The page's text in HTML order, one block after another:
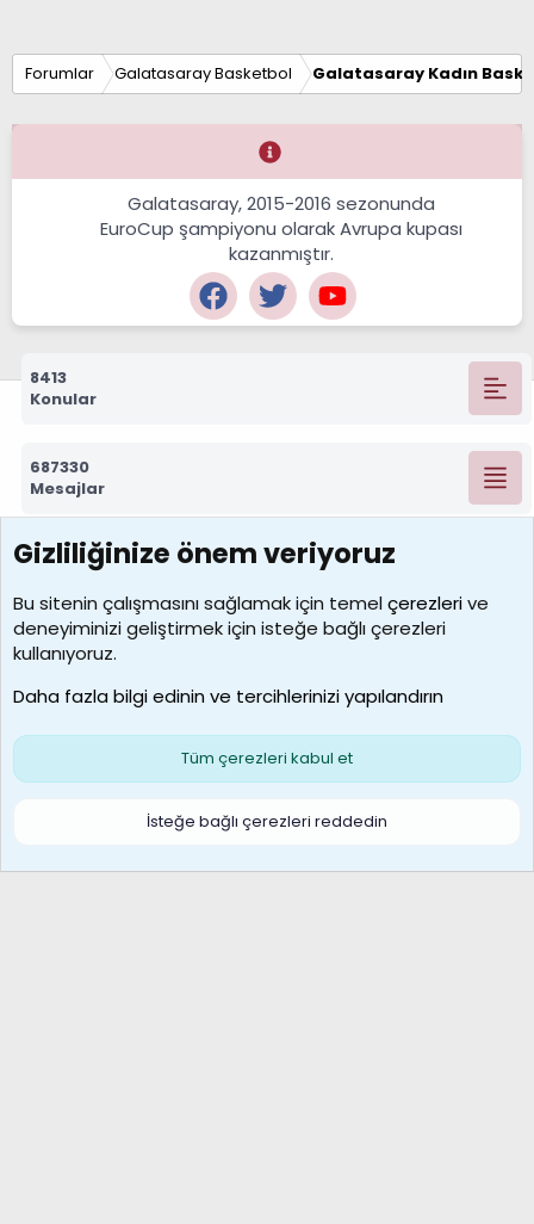
Forumlar Galatasaray Basketbol Galatasaray Kadın
Galatasaray, 2015-2016 sezonunda
EuroCup şampiyonu olarak Avrupa kupası
kazanmıştır.
8413
Konular
687330
Mesajlar
7390
Kullanıcılar
MosesBrownHayranı
Son üye
Çerezler
S
Gizliliğinize önem veriyoruz
Bu sitenin çalışmasını sağlamak için temelçerezlerive
deneyiminizi geliştirmek için isteğe bağlı çerezleri
kullanıyoruz.
Daha fazla bilgi edinin ve tercihlerinizi yapılandırın
Tüm çerezleri kabul et
İsteğe bağlı çerezleri reddedin